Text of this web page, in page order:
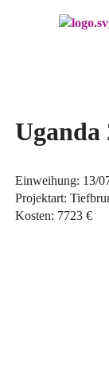
Einweihung: 13/
Projektart:
Kosten: 7723 €